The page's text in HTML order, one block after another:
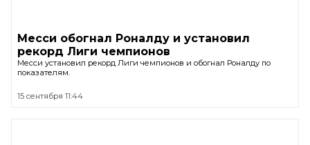
Месси обогнал Роналду и установил
рекорд Лиги чемпионов
Месси установил рекорд Лиги чемпионов и обогнал Роналду по
показателям.
15 сентября 11:44